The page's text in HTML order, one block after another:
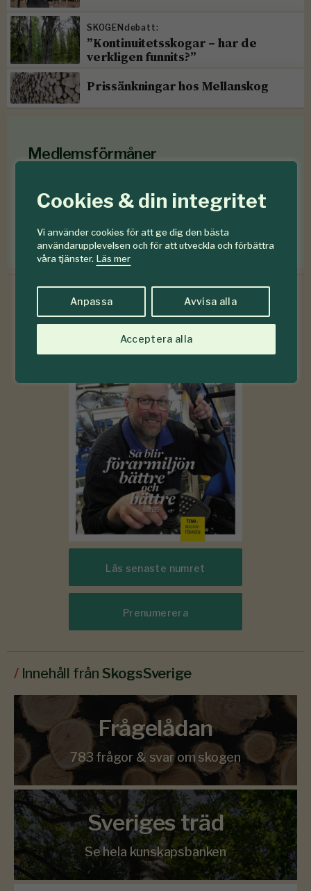
Cookies & din integritet
Vi använder cookies för att ge dig den bästa
användarupplevelsen och för att utveckla och förbättra
våra tjänster. Läs mer
Anpassa Avvisa alla
Acceptera alla
SKOGENdebatt:
”Kontinuitetsskogar – har de
verkligen funnits?”
Prissänkningar hos Mellanskog
Medlemsförmåner
medlemsförmånerför mindre än en krona om
Förmåner för dig som är medlem
2026
Läs senaste numret
Prenumerera
/ Innehåll från SkogsSverige
Frågelådan
783 frågor & svar om skogen
Sveriges träd
Se hela kunskapsbanken